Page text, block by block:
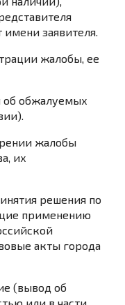
имени заявителя.
жалобы, ее
об обжалуемых
жалобы
их
решения по
применению
акты города
(вывод об